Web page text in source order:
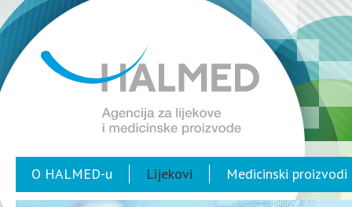
O HALMED-u Lijekovi Medicinski proizvodi